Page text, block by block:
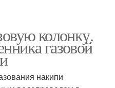
колонку.
газовой
накипи